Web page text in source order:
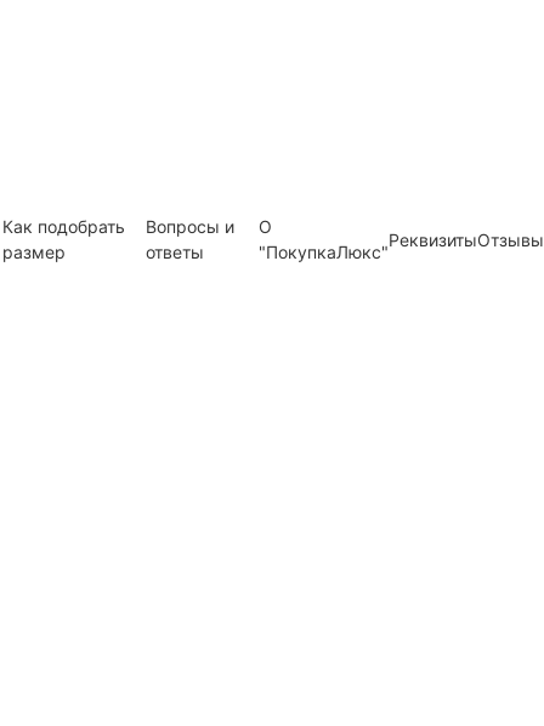
Как подобрать
размер
Вопросы и
ответы
О
"ПокупкаЛюкс"
РеквизитыОтзывы